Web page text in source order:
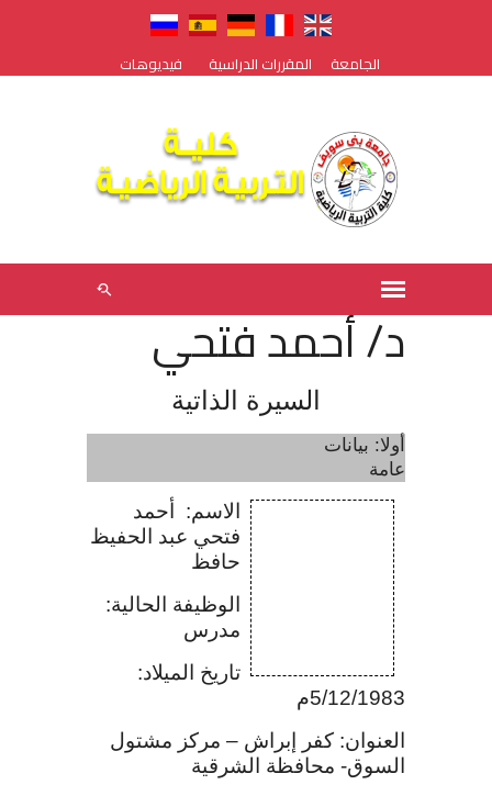
الجامعة المقررات الدراسية فيديوهات
د/ أحمد فتحي
السيرة الذاتية
أولا: بيانات
عا
الاسم: أحمد
فتحي عبد الحفيظ
حافظ
الوظيفة الحالية:
مدرس
تاريخ الميلاد:
5/12/1983م
العنوان: كفر إبراش – مركز مشتول
السوق- محافظة الشرقية